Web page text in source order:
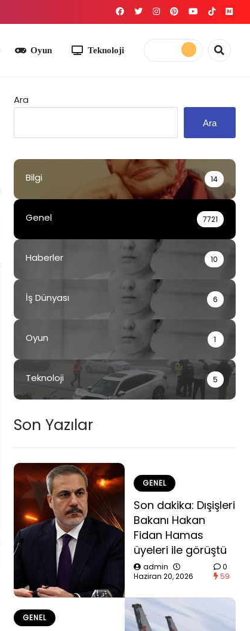
Teknoloji
Ara
Ara
Bilgi 14
Genel 7721
Haberler 10
İş Dünyası 6
Oyun 1
Teknoloji 5
Son Yazılar
GENEL
Son dakika: Dışişleri
Bakanı Hakan
Fidan Hamas
üyeleri ile görüştü
admin
Haziran 20, 2026
0
59
GENEL